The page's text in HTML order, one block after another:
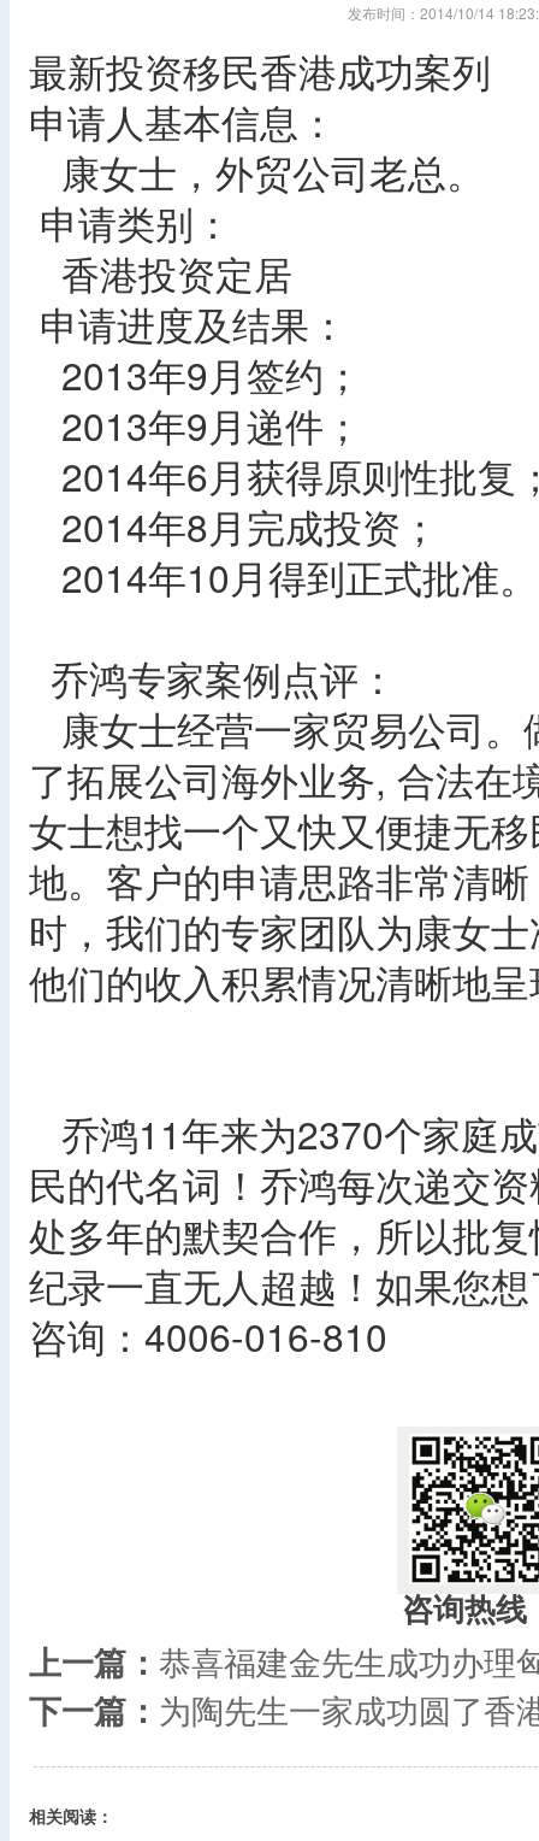
发布时间：2014/10/14
最新投资移民香港成功案列
申请人基本信息：
康女士，外贸公司老总。
申请类别：
香港投资定居
申请进度及结果：
2013年9月签约；
2013年9月递件；
2014年6月获得原则性批
2014年8月完成投资；
2014年10月得到正式批准。
乔鸿专家案例点评：
康女士经营一家贸易公司
了拓展公司海外业务, 合法在
女士想找一个又快又便捷无
地。客户的申请思路非常清
时，我们的专家团队为康女
他们的收入积累情况清晰地
乔鸿11年来为2370个家庭
民的代名词！乔鸿每次递交
处多年的默契合作，所以批
纪录一直无人超越！如果您
咨询：4006-016-810
咨询热线
上一篇： 恭喜福建金先生成功办理
下一篇： 为陶先生一家成功圆了香
相关阅读：